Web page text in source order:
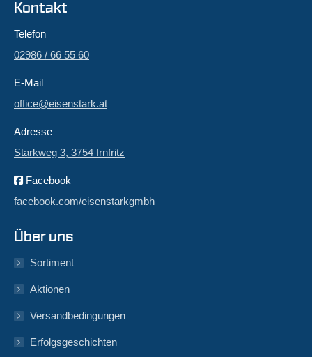
Kontakt
Telefon
02986 / 66 55 60
E-Mail
office@eisenstark.at
Adresse
Starkweg 3, 3754 Irnfritz
Facebook
facebook.com/eisenstarkgmbh
Über uns
Sortiment
Aktionen
Versandbedingungen
Erfolgsgeschichten